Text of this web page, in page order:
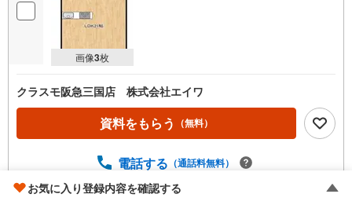
画像3枚
クラスモ阪急三国店 株式会社エイワ
資料をもらう （無料）
電話する （通話料無料）
お気に入り登録内容を確認する